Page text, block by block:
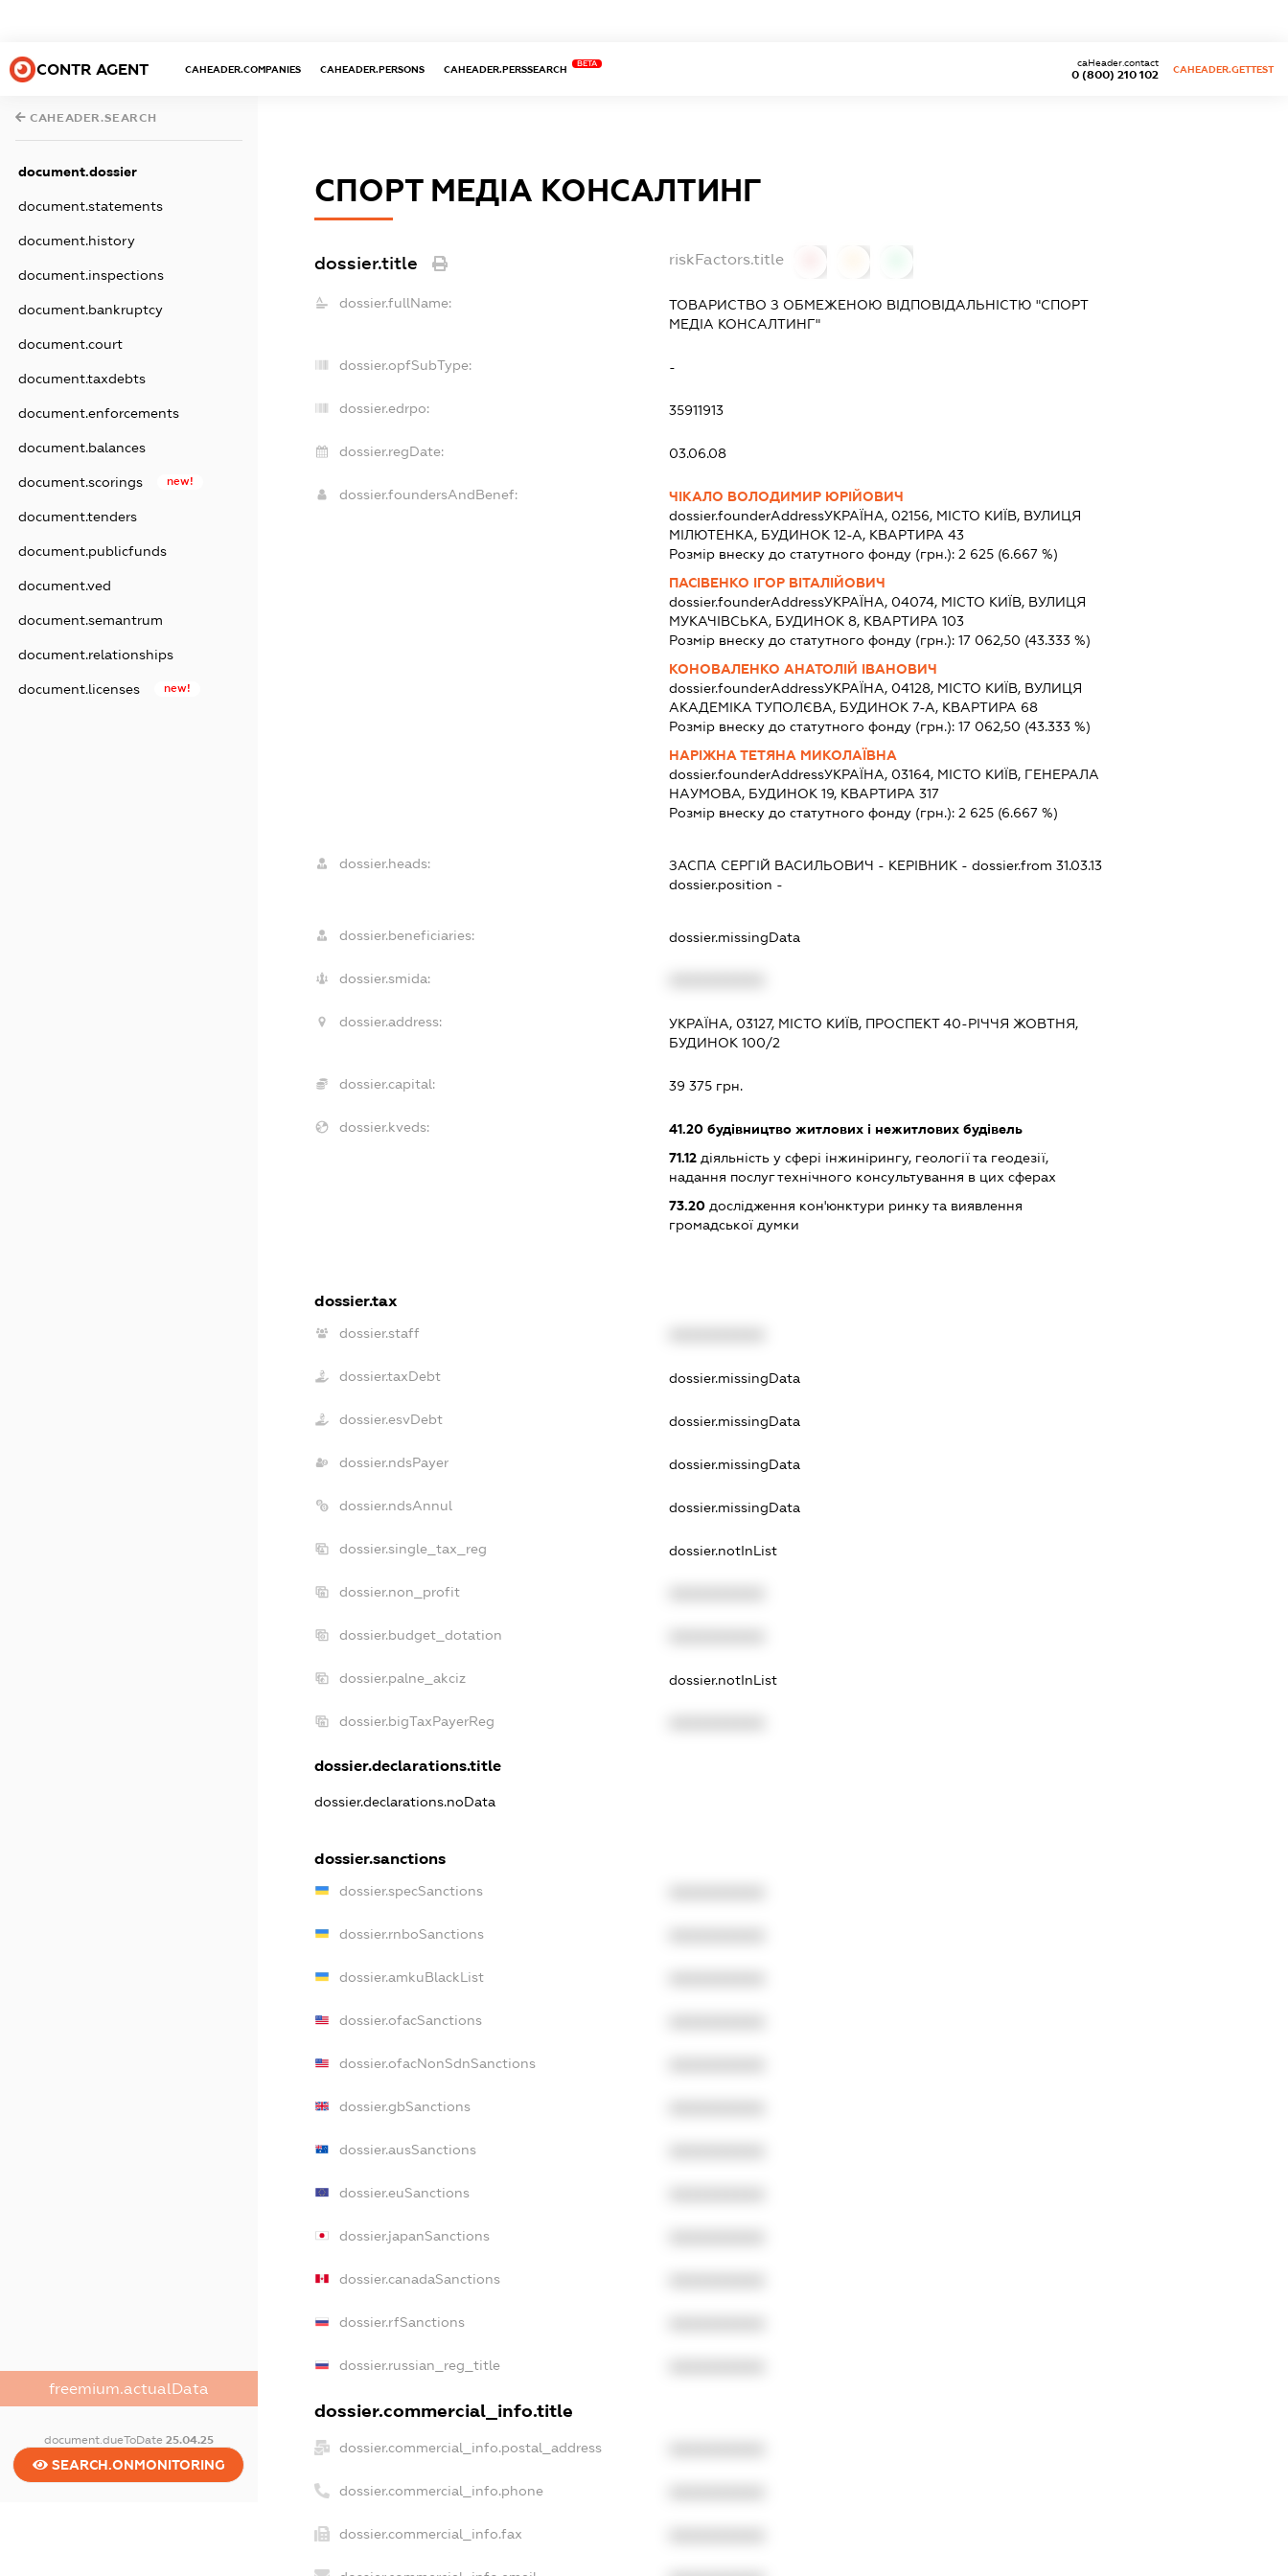
CONTR AGENT CAHEADER.COMPANIES CAHEADER.PERSONS CAHEADER.PERSSEARCH
BETA
0 (800) 210 102
caHeader.contact
CAHEADER.GETTEST
CAHEADER.SEARCH
document.dossier
document.statements
document.history
document.inspections
document.bankruptcy
document.court
document.taxdebts
document.enforcements
document.balances
document.scorings new!
document.tenders
document.publicfunds
document.ved
document.semantrum
document.relationships
document.licenses new!
freemium.actualData
document.dueToDate 25.04.25
SEARCH.ONMONITORING
СПОРТ МЕДІА КОНСАЛТИНГ
dossier.title riskFactors.title
dossier.fullName:
ТОВАРИСТВО З ОБМЕЖЕНОЮ ВІДПОВІДАЛЬНІСТЮ "СПОРТ
МЕДІА КОНСАЛТИНГ"
dossier.opfSubType: -
dossier.edrpo: 35911913
dossier.regDate: 03.06.08
dossier.foundersAndBenef:
ЧІКАЛО ВОЛОДИМИР ЮРІЙОВИЧ
dossier.founderAddressУКРАЇНА, 02156, МІСТО КИЇВ, ВУЛИЦЯ
МІЛЮТЕНКА, БУДИНОК 12-А, КВАРТИРА 43
Розмір внеску до статутного фонду (грн.):2 625 (6.667 %)
ПАСІВЕНКО ІГОР ВІТАЛІЙОВИЧ
dossier.founderAddressУКРАЇНА, 04074, МІСТО КИЇВ, ВУЛИЦЯ
МУКАЧІВСЬКА, БУДИНОК 8, КВАРТИРА 103
Розмір внеску до статутного фонду (грн.):17 062,50 (43.333 %)
КОНОВАЛЕНКО АНАТОЛІЙ ІВАНОВИЧ
dossier.founderAddressУКРАЇНА, 04128, МІСТО КИЇВ, ВУЛИЦЯ
АКАДЕМІКА ТУПОЛЄВА, БУДИНОК 7-А, КВАРТИРА 68
Розмір внеску до статутного фонду (грн.):17 062,50 (43.333 %)
НАРІЖНА ТЕТЯНА МИКОЛАЇВНА
dossier.founderAddressУКРАЇНА, 03164, МІСТО КИЇВ, ГЕНЕРАЛА
НАУМОВА, БУДИНОК 19, КВАРТИРА 317
Розмір внеску до статутного фонду (грн.):2 625 (6.667 %)
dossier.heads: ЗАСПА СЕРГІЙ ВАСИЛЬОВИЧ - КЕРІВНИК - dossier.from 31.03.13
dossier.position -
dossier.beneficiaries: dossier.missingData
dossier.smida:
dossier.address:
УКРАЇНА, 03127, МІСТО КИЇВ, ПРОСПЕКТ 40-РІЧЧЯ ЖОВТНЯ,
БУДИНОК 100/2
dossier.capital: 39 375 грн.
dossier.kveds: 41.20 будівництво житлових і нежитлових будівель
71.12 діяльність у сфері інжинірингу, геології та геодезії,
надання послуг технічного консультування в цих сферах
73.20 дослідження кон'юнктури ринку та виявлення
громадської думки
dossier.tax
dossier.staff
dossier.taxDebt dossier.missingData
dossier.esvDebt dossier.missingData
dossier.ndsPayer dossier.missingData
dossier.ndsAnnul dossier.missingData
dossier.single_tax_reg dossier.notInList
dossier.non_profit
dossier.budget_dotation
dossier.palne_akciz dossier.notInList
dossier.bigTaxPayerReg
dossier.declarations.title
dossier.declarations.noData
dossier.sanctions
dossier.specSanctions
dossier.rnboSanctions
dossier.amkuBlackList
dossier.ofacSanctions
dossier.ofacNonSdnSanctions
dossier.gbSanctions
dossier.ausSanctions
dossier.euSanctions
dossier.japanSanctions
dossier.canadaSanctions
dossier.rfSanctions
dossier.russian_reg_title
dossier.commercial_info.title
dossier.commercial_info.postal_address
dossier.commercial_info.phone
dossier.commercial_info.fax